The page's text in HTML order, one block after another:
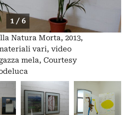
1 / 6
Natura Morta, 2013,
vari, video
mela, Courtesy